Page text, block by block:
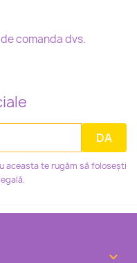
comanda dvs.
aceasta te rugăm să folosești
